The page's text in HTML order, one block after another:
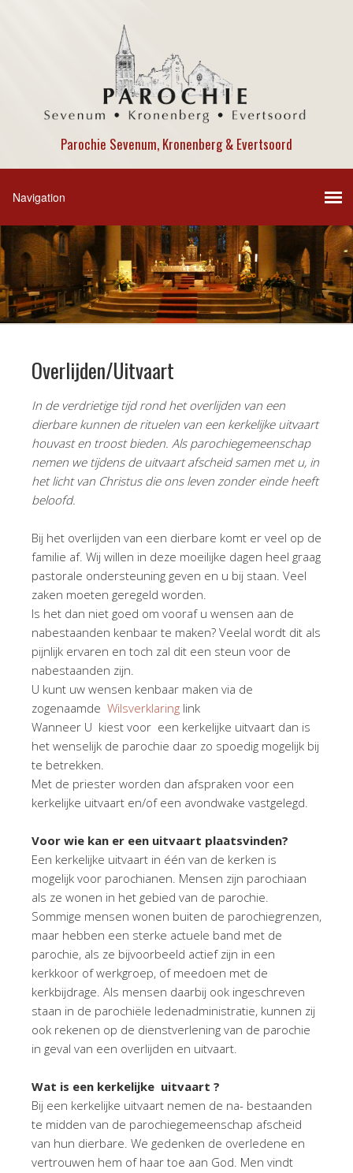
Parochie Sevenum, Kronenberg & Evertsoord
Overlijden/Uitvaart
In de verdrietige tijd rond het overlijden van een
dierbare kunnen de rituelen van een kerkelijke uitvaart
houvast en troost bieden. Als parochiegemeenschap
nemen we tijdens de uitvaart afscheid samen met u, in
het licht van Christus die ons leven zonder einde heeft
beloofd.
Bij het overlijden van een dierbare komt er veel op de
familie af. Wij willen in deze moeilijke dagen heel graag
pastorale ondersteuning geven en u bij staan. Veel
zaken moeten geregeld worden.
Is het dan niet goed om vooraf u wensen aan de
nabestaanden kenbaar te maken? Veelal wordt dit als
pijnlijk ervaren en toch zal dit een steun voor de
nabestaanden zijn.
U kunt uw wensen kenbaar maken via de
zogenaamde Wilsverklaring link
Wanneer U kiest voor een kerkelijke uitvaart dan is
het wenselijk de parochie daar zo spoedig mogelijk bij
te betrekken.
Met de priester worden dan afspraken voor een
kerkelijke uitvaart en/of een avondwake vastgelegd.
Voor wie kan er een uitvaart plaatsvinden?
Een kerkelijke uitvaart in één van de kerken is
mogelijk voor parochianen. Mensen zijn parochiaan
als ze wonen in het gebied van de parochie.
Sommige mensen wonen buiten de parochiegrenzen,
maar hebben een sterke actuele band met de
parochie, als ze bijvoorbeeld actief zijn in een
kerkkoor of werkgroep, of meedoen met de
kerkbijdrage. Als mensen daarbij ook ingeschreven
staan in de parochiële ledenadministratie, kunnen zij
ook rekenen op de dienstverlening van de parochie
in geval van een overlijden en uitvaart.
Wat is een kerkelijke uitvaart ?
Bij een kerkelijke uitvaart nemen de na- bestaanden
te midden van de parochiegemeenschap afscheid
van hun dierbare. We gedenken de overledene en
vertrouwen hem of haar toe aan God. Men vindt